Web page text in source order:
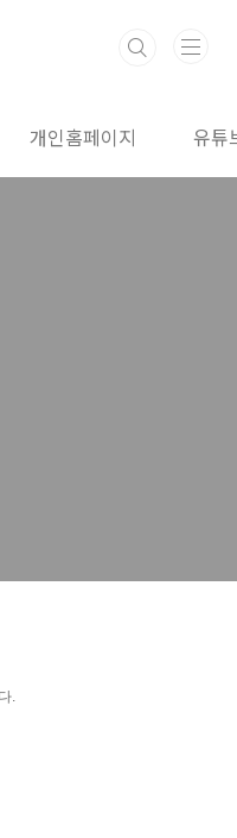
개인홈페이지 유튜
.